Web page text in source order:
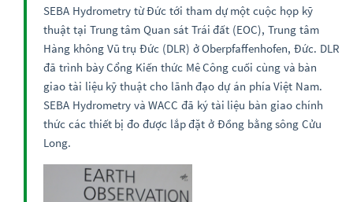
SEBA Hydrometry từ Đức tới tham dự một cuộc họp kỹ
thuật tại Trung tâm Quan sát Trái đất (EOC), Trung tâm
Hàng không Vũ trụ Đức (DLR) ở Oberpfaffenhofen, Đức. DLR
đã trình bày Cổng Kiến thức Mê Công cuối cùng và bàn
giao tài liệu kỹ thuật cho lãnh đạo dự án phía Việt Nam.
SEBA Hydrometry và WACC đã ký tài liệu bàn giao chính
thức các thiết bị đo được lắp đặt ở Đồng bằng sông Cửu
Long.